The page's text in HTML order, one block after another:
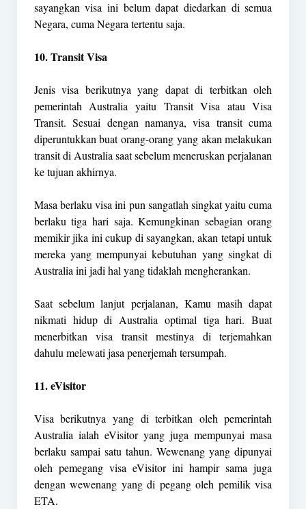
sayangkan visa ini belum dapat diedarkan di semua
Negara, cuma Negara tertentu saja.
10. Transit Visa
Jenis visa berikutnya yang dapat di terbitkan oleh
pemerintah Australia yaitu Transit Visa atau Visa
Transit. Sesuai dengan namanya, visa transit cuma
diperuntukkan buat orang-orang yang akan melakukan
transit di Australia saat sebelum meneruskan perjalanan
ke tujuan akhirnya.
Masa berlaku visa ini pun sangatlah singkat yaitu cuma
berlaku tiga hari saja. Kemungkinan sebagian orang
memikir jika ini cukup di sayangkan, akan tetapi untuk
mereka yang mempunyai kebutuhan yang singkat di
Australia ini jadi hal yang tidaklah mengherankan.
Saat sebelum lanjut perjalanan, Kamu masih dapat
nikmati hidup di Australia optimal tiga hari. Buat
menerbitkan visa transit mestinya di terjemahkan
dahulu melewati jasa penerjemah tersumpah.
11. eVisitor
Visa berikutnya yang di terbitkan oleh pemerintah
Australia ialah eVisitor yang juga mempunyai masa
berlaku sampai satu tahun. Wewenang yang dipunyai
oleh pemegang visa eVisitor ini hampir sama juga
dengan wewenang yang di pegang oleh pemilik visa
ETA.